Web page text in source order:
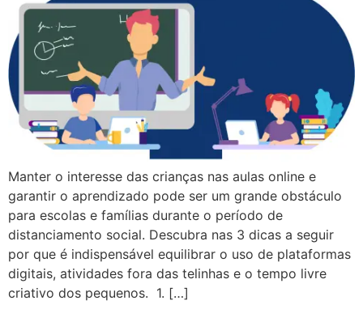
Manter o interesse das crianças nas aulas online e
garantir o aprendizado pode ser um grande obstáculo
para escolas e famílias durante o período de
distanciamento social. Descubra nas 3 dicas a seguir
por que é indispensável equilibrar o uso de plataformas
digitais, atividades fora das telinhas e o tempo livre
criativo dos pequenos. 1. […]